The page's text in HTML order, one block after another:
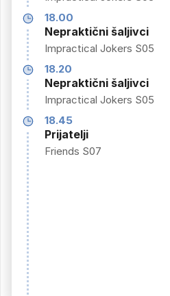
18.00
Nepraktični šaljivci
Impractical Jokers S05
18.20
Nepraktični šaljivci
Impractical Jokers S05
18.45
Prijatelji
Friends S07